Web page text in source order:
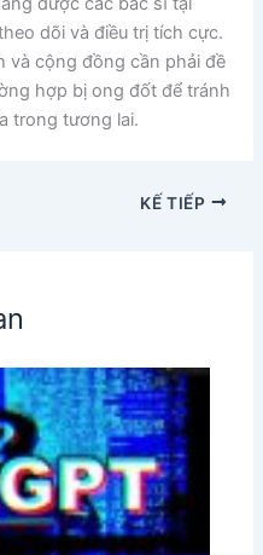
dõi và điều trị tích cực.
và cộng đồng cần phải đề
hợp bị ong đốt để tránh
trong tương lai.
KẾ TIẾP